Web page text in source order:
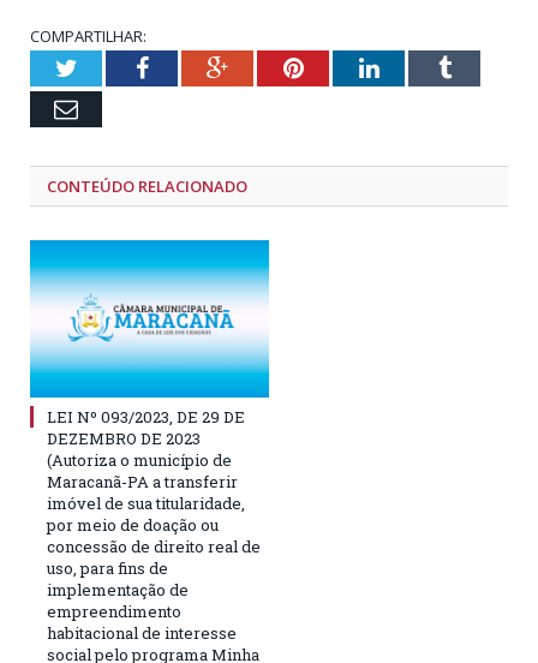
COMPARTILHAR:
TwitterFacebookGoogle+PinterestLinkedInTumblr
Email
CONTEÚDO RELACIONADO
LEI Nº 093/2023, DE 29 DE
DEZEMBRO DE 2023
(Autoriza o município de
Maracanã-PA a transferir
imóvel de sua titularidade,
por meio de doação ou
concessão de direito real de
uso, para fins de
implementação de
empreendimento
habitacional de interesse
social pelo programa Minha